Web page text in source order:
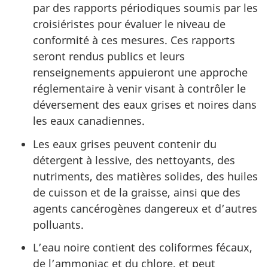
par des rapports périodiques soumis par les
croisiéristes pour évaluer le niveau de
conformité à ces mesures. Ces rapports
seront rendus publics et leurs
renseignements appuieront une approche
réglementaire à venir visant à contrôler le
déversement des eaux grises et noires dans
les eaux canadiennes.
Les eaux grises peuvent contenir du
détergent à lessive, des nettoyants, des
nutriments, des matières solides, des huiles
de cuisson et de la graisse, ainsi que des
agents cancérogènes dangereux et d’autres
polluants.
L’eau noire contient des coliformes fécaux,
de l’ammoniac et du chlore, et peut